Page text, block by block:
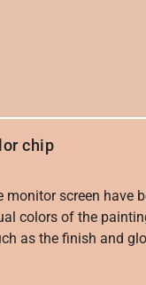
chip
screen have
colors of the
as the finish and